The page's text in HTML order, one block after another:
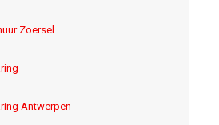
Zoersel
Antwerpen